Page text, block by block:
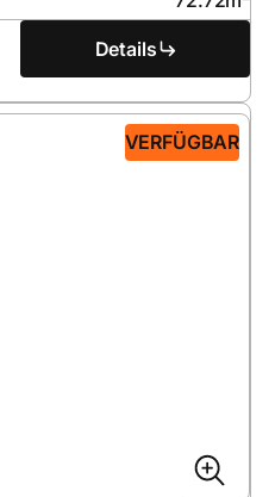
Details
VERFÜGBAR